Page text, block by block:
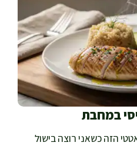
במחבת
הזה כשאני רוצה בישול